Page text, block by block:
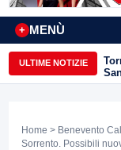
MENÙ
+
ULTIME NOTIZIE
Home > Benevento
Sorrento. Possibili